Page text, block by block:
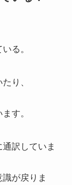
る。
り、
す。
訳していま
が戻りま